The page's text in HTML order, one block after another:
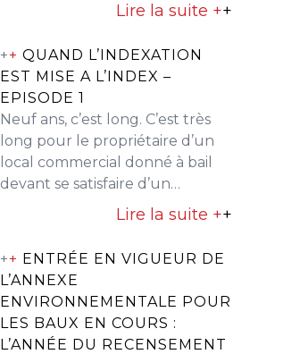
Lire la suite ++
++ QUAND L’INDEXATION
EST MISE A L’INDEX –
EPISODE 1
Neuf ans, c’est long. C’est très
long pour le propriétaire d’un
local commercial donné à bail
devant se satisfaire d’un…
Lire la suite ++
++ ENTRÉE EN VIGUEUR DE
L’ANNEXE
ENVIRONNEMENTALE POUR
LES BAUX EN COURS :
L’ANNÉE DU RECENSEMENT